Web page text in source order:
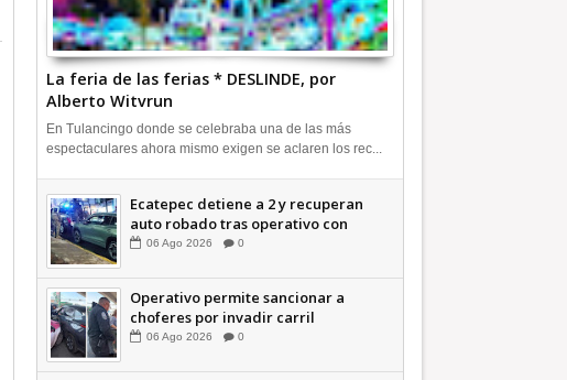
La feria de las ferias * DESLINDE, por
Alberto Witvrun
En Tulancingo donde se celebraba una de las más
espectaculares ahora mismo exigen se aclaren los rec...
Ecatepec detiene a 2 y recuperan
auto robado tras operativo con
Tecámac +Video | INFORMATIVA
06 Ago 2026 0
Operativo permite sancionar a
choferes por invadir carril
confinado: Ecatepec +Video |
06 Ago 2026 0